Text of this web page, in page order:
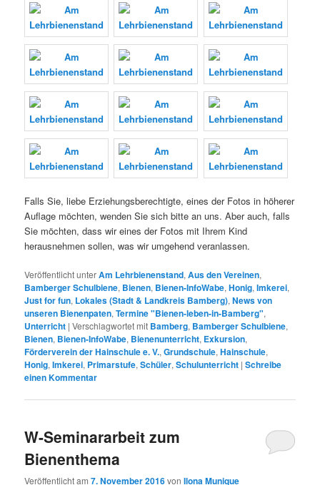
Falls Sie, liebe Erziehungsberechtigte, eines der Fotos in höherer
Auflage möchten, wenden Sie sich bitte an uns. Aber auch, falls
Sie möchten, dass wir eines der Fotos mit Ihrem Kind
herausnehmen sollen, was wir umgehend veranlassen.
Veröffentlicht unterAm Lehrbienenstand,Aus den Vereinen,
Bamberger Schulbiene, Bienen, Bienen-InfoWabe,Honig,Imkerei,
Just for fun, Lokales (Stadt & Landkreis Bamberg),News von
unseren Bienenpaten,Termine "Bienen-leben-in-Bamberg",
Unterricht |Verschlagwortet mit Bamberg, Bamberger Schulbiene,
Bienen, Bienen-InfoWabe, Bienenunterricht, Exkursion,
Förderverein der Hainschule e. V.,Grundschule,Hainschule,
Honig,Imkerei, Primarstufe,Schüler,Schulunterricht |Schreibe
einen Kommentar
W-Seminararbeit zum
Bienenthema
Veröffentlicht am7. November 2016vonIlona Munique